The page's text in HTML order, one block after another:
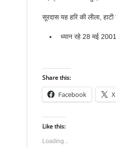
सूरदास यह हरि की लीला,
ध्यान रहे 28 मई
Share this:
Facebook X
Like this:
Loading...